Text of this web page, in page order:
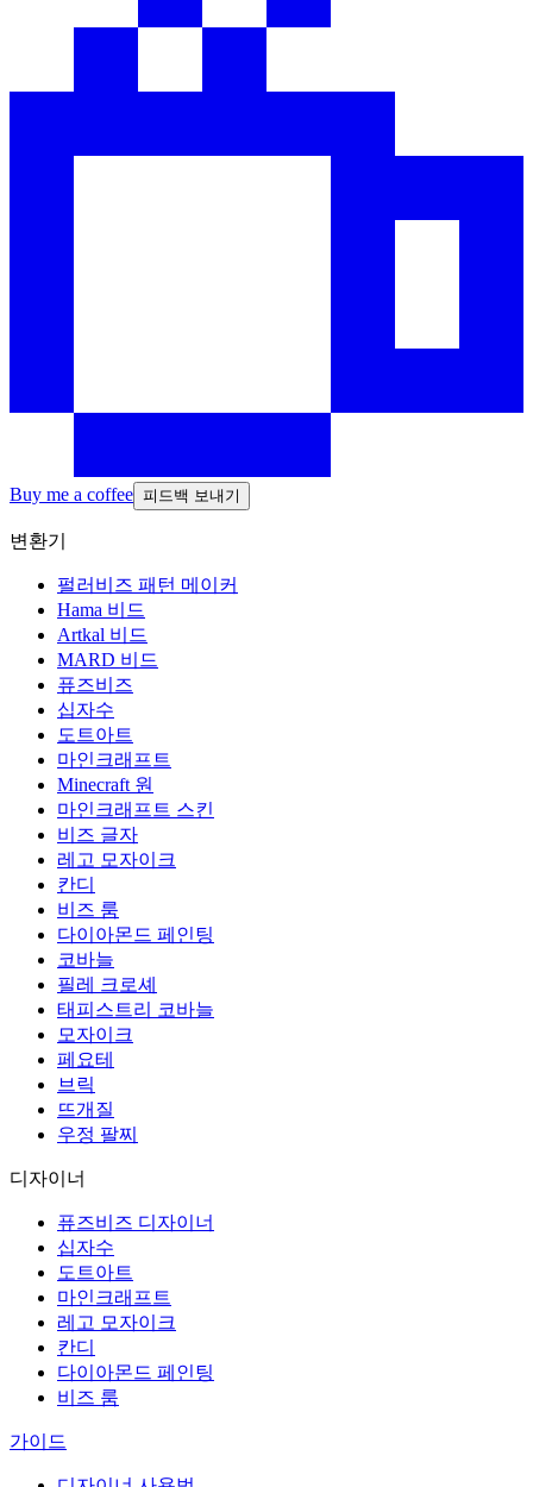
Buy me a coffee 피드백 보내기
변환기
펄러비즈 패턴 메이커
Hama 비드
Artkal 비드
MARD 비드
퓨즈비즈
십자수
도트아트
마인크래프트
Minecraft 원
마인크래프트 스킨
비즈 글자
레고 모자이크
칸디
비즈 룸
다이아몬드 페인팅
코바늘
필레 크로셰
태피스트리 코바늘
모자이크
페요테
브릭
뜨개질
우정 팔찌
디자이너
퓨즈비즈 디자이너
십자수
도트아트
마인크래프트
레고 모자이크
칸디
다이아몬드 페인팅
비즈 룸
가이드